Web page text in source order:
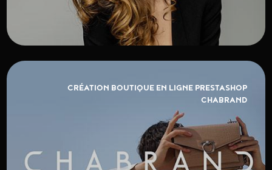
CRÉATION BOUTIQUE EN LIGNE PRESTASHOP
CHABRAND